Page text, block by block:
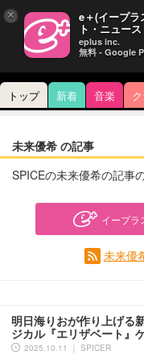
トップ 新着 音楽
未来優希 の記事
SPICEの未来優希の記事
イープラ
未来優
明日海りおが作り上げ
ジカル『エリザベート』
2025.10.11 ｜ SPICER
× e＋(イープラ
ト・ニュー
eplus inc.
無料 - Google